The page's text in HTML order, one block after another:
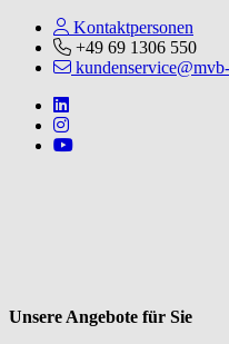
Kontaktpersonen
+49 69 1306 550
Follow us on https://
Follow us on https://
Follow us on https://
Unsere Angebote für Sie